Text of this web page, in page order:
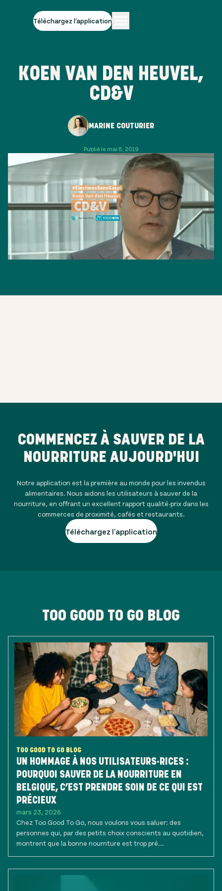
Téléchargez l'application
KOEN VAN DEN HEUVEL,
CD&V
MARINE COUTURIER
Publié le mai 8, 2019
COMMENCEZ À SAUVER DE LA
NOURRITURE AUJOURD'HUI
Notre application est la première au monde pour les invendus
alimentaires. Nous aidons les utilisateurs à sauver de la
nourriture, en offrant un excellent rapport qualité-prix dans les
commerces de proximité, cafés et restaurants.
Téléchargez l'application
TOO GOOD TO GO BLOG
TOO GOOD TO GO BLOG
UN HOMMAGE À NOS UTILISATEURS·RICES :
POURQUOI SAUVER DE LA NOURRITURE EN
BELGIQUE, C’EST PRENDRE SOIN DE CE QUI EST
PRÉCIEUX
mars 23, 2026
Chez Too Good To Go, nous voulons vous saluer: des
personnes qui, par des petits choix conscients au quotidien,
montrent que la bonne nourriture est trop pré...